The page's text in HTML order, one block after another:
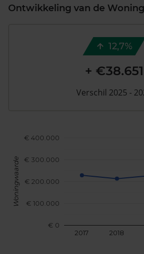
Ontwikkeling van de
2017 2018
€ 0
€ 100.000
€ 200.000
€ 300.000
€ 400.000
Woningwaarde
12,7%
+ €38.651
Verschil 2025 -